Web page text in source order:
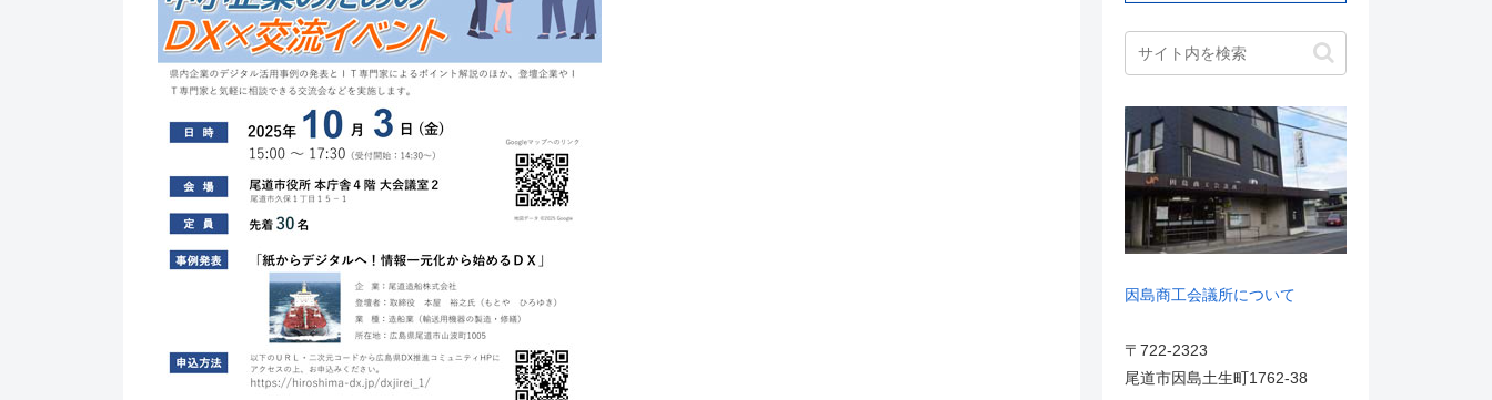
因島商工会議所について
〒722-2323
尾道市因島土生町1762-38